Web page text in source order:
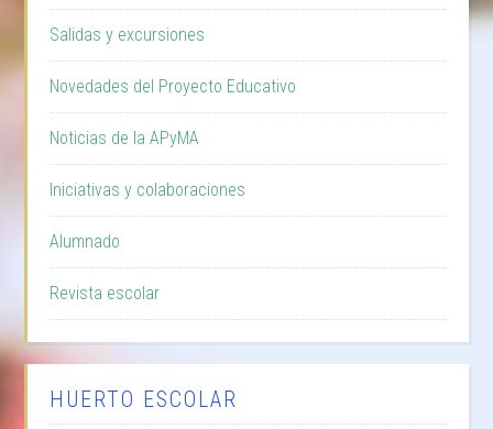
Salidas y excursiones
Novedades del Proyecto Educativo
Noticias de la APyMA
Iniciativas y colaboraciones
Alumnado
Revista escolar
HUERTO ESCOLAR